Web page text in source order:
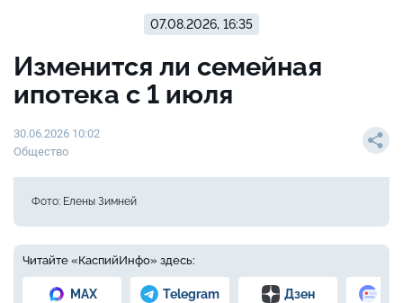
07.08.2026, 16:35
Изменится ли семейная
ипотека с 1 июля
30.06.2026 10:02
Общество
Фото: Елены Зимней
Читайте «КаспийИнфо» здесь:
MAX Telegram Дзен